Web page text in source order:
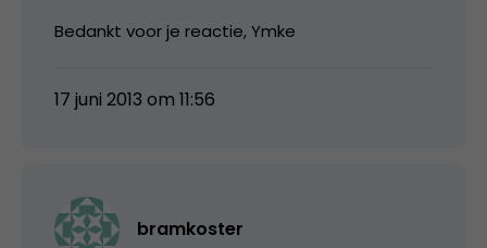
Bedankt voor je reactie, Ymke
17 juni 2013 om 11:56
bramkoster